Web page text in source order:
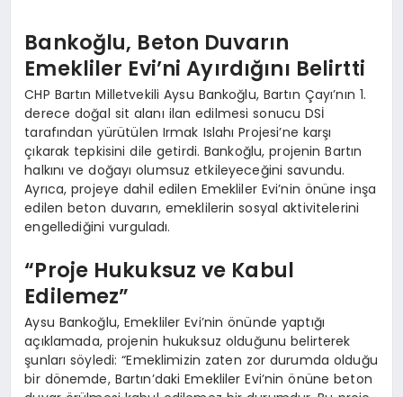
Bankoğlu, Beton Duvarın
Emekliler Evi’ni Ayırdığını Belirtti
CHP Bartın Milletvekili Aysu Bankoğlu, Bartın Çayı’nın 1.
derece doğal sit alanı ilan edilmesi sonucu DSİ
tarafından yürütülen Irmak Islahı Projesi’ne karşı
çıkarak tepkisini dile getirdi. Bankoğlu, projenin Bartın
halkını ve doğayı olumsuz etkileyeceğini savundu.
Ayrıca, projeye dahil edilen Emekliler Evi’nin önüne inşa
edilen beton duvarın, emeklilerin sosyal aktivitelerini
engellediğini vurguladı.
“Proje Hukuksuz ve Kabul
Edilemez”
Aysu Bankoğlu, Emekliler Evi’nin önünde yaptığı
açıklamada, projenin hukuksuz olduğunu belirterek
şunları söyledi: “Emeklimizin zaten zor durumda olduğu
bir dönemde, Bartın’daki Emekliler Evi’nin önüne beton